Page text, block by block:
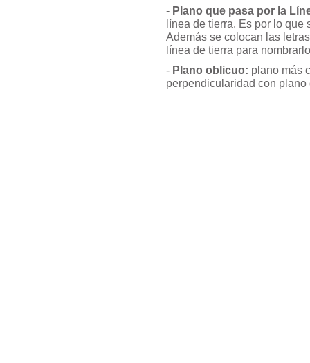
- Plano que pasa por la
línea de tierra. Es por lo
Además se colocan las
línea de tierra para
- Plano oblicuo: plano más
perpendicularidad con